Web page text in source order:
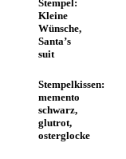
Stempel:
Kleine
Wünsche,
Santa’s
suit
Stempelkissen:
memento
schwarz,
glutrot,
osterglocke